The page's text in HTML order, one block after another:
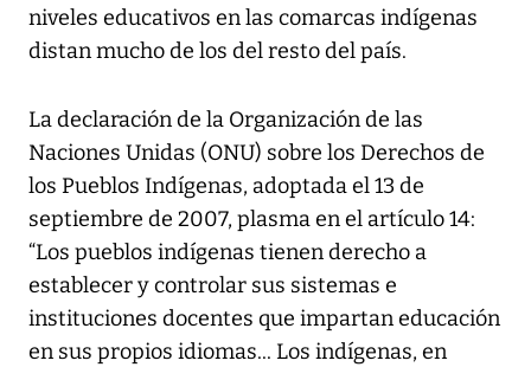
niveles educativos en las comarcas indígenas
distan mucho de los del resto del país.
La declaración de la Organización de las
Naciones Unidas (ONU) sobre los Derechos de
los Pueblos Indígenas, adoptada el 13 de
septiembre de 2007, plasma en el artículo 14:
“Los pueblos indígenas tienen derecho a
establecer y controlar sus sistemas e
instituciones docentes que impartan educación
en sus propios idiomas... Los indígenas, en